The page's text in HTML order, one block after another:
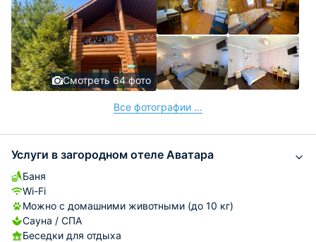
Смотреть 64 фото
Все фотографии ...
Услуги в загородном отеле Аватара
Баня
Wi-Fi
Можно с домашними животными (до 10 кг)
Сауна / СПА
Беседки для отдыха